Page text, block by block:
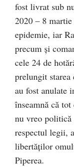
fost livrat sub
2020 – 8
epidemie, iar
precum și
cele 24 de
prelungit
au fost anulate
înseamnă că
nu vreo politică
respectul legii,
libertăților
Piperea.